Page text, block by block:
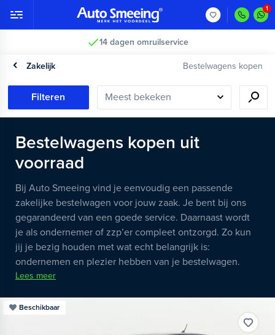
14 dagen omruilservice
Zakelijk Bestelwagens kopen
Filteren
Bestelwagens kopen uit
voorraad
Bij Auto Smeeing vind je eenvoudig een passende
zakelijke bestelwagen voor jouw zaak. Je bent bij ons
gegarandeerd van een goede service. Daarnaast wordt
je als ondernemer of zzp’er compleet ontzorgd. Zo kun
jij je bezig houden met wat echt belangrijk is:
ondernemen en plezier hebben van je bestelwagen.
Lees meer
Beschikbaar